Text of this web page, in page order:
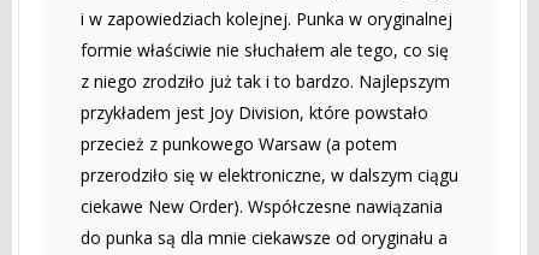
i w zapowiedziach kolejnej. Punka w oryginalnej
formie właściwie nie słuchałem ale tego, co się
z niego zrodziło już tak i to bardzo. Najlepszym
przykładem jest Joy Division, które powstało
przecież z punkowego Warsaw (a potem
przerodziło się w elektroniczne, w dalszym ciągu
ciekawe New Order). Współczesne nawiązania
do punka są dla mnie ciekawsze od oryginału a